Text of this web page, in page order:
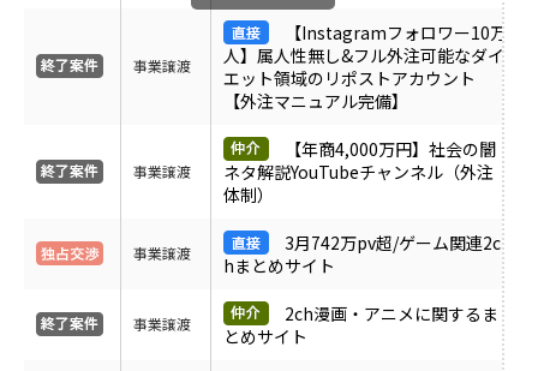
事業譲渡
【Instagramフォロワー10万
人】属人性無し&フル外注可能なダイ
エット領域のリポストアカウント
【外注マニュアル完備】
事業譲渡
【年商4,000万円】社会の闇
ネタ解説YouTubeチャンネル（外注
体制）
事業譲渡
3月742万pv超/ゲーム関連2c
hまとめサイト
事業譲渡
2ch漫画・アニメに関するま
とめサイト